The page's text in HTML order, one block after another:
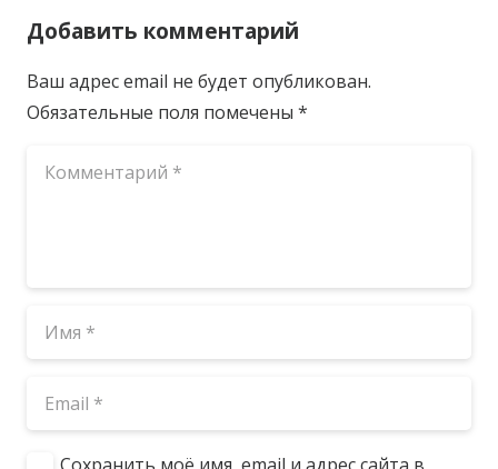
Добавить комментарий
Ваш адрес email не будет опубликован.
Обязательные поля помечены *
Сохранить моё имя, email и адрес сайта в